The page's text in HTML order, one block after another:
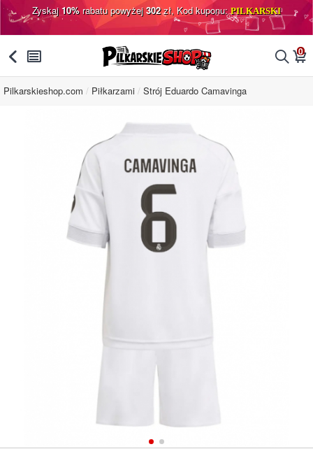
Zyskaj10%rabatu powyżej302zł, Kod kuponu:PILKARSKI
󰅯 󰂩 󰂨 0
󰃦
Pilkarskieshop.com Piłkarzami Strój Eduardo Camavinga